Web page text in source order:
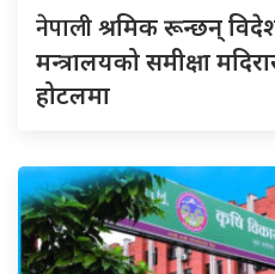
नेपालीश्रमिक रून्छन्
मन्त्रालयको समीक्षा
होटलमा